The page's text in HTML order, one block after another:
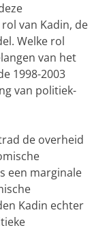
van Kadin, de
Welke rol
van het
1998-2003
van politiek-
de overheid
een marginale
Kadin echter